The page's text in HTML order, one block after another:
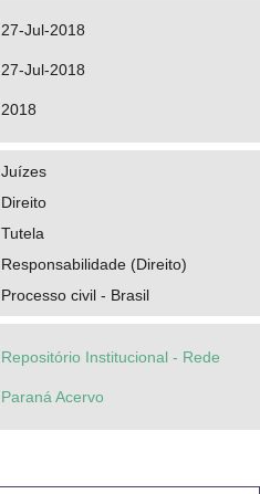
27-Jul-2018
27-Jul-2018
2018
Juízes
Direito
Tutela
Responsabilidade (Direito)
Processo civil - Brasil
Repositório Institucional - Rede
Paraná Acervo